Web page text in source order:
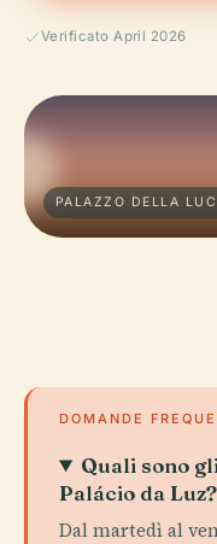
Verificato April 2026
PALAZZO DELLA
DOMANDE
Quali sono
Palácio da Luz?
Dal martedì al